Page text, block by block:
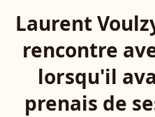
Laurent
rencontre
lorsqu'il
prenais de